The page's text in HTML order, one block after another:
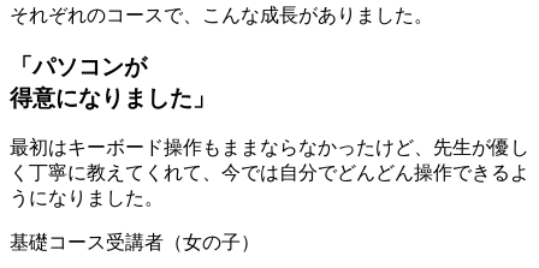
それぞれのコースで、こんな成長がありました。
「パソコンが
得意になりました」
最初はキーボード操作もままならなかったけど、先生が優し
く丁寧に教えてくれて、今では自分でどんどん操作できるよ
うになりました。
基礎コース受講者（女の子）